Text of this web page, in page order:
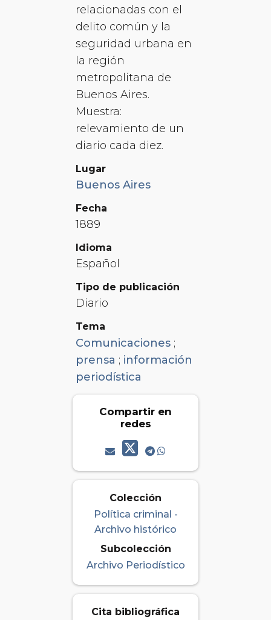
relacionadas con el
delito común y la
seguridad urbana en
la región
metropolitana de
Buenos Aires.
Muestra:
relevamiento de un
diario cada diez.
Lugar
Buenos Aires
Fecha
1889
Idioma
Español
Tipo de publicación
Diario
Tema
Comunicaciones ;
prensa ; información
periodística
Compartir en
redes
Colección
Política criminal -
Archivo histórico
Subcolección
Archivo Periodístico
Cita bibliográfica